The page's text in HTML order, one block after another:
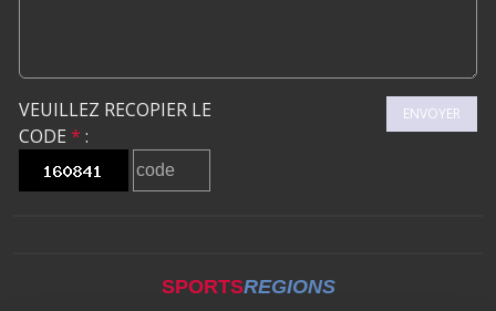
VEUILLEZ RECOPIER LE
CODE * :
ENVOYER
SPORTSREGIONS